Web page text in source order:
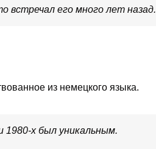
встречал его много лет назад.
из немецкого языка.
1980-х был уникальным.